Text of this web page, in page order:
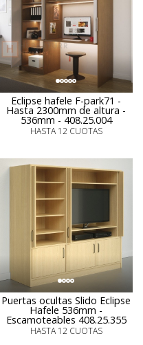
Eclipse hafele F-park71 -
Hasta 2300mm de altura -
536mm - 408.25.004
HASTA 12 CUOTAS
Puertas ocultas Slido Eclipse
Hafele 536mm -
Escamoteables 408.25.355
HASTA 12 CUOTAS